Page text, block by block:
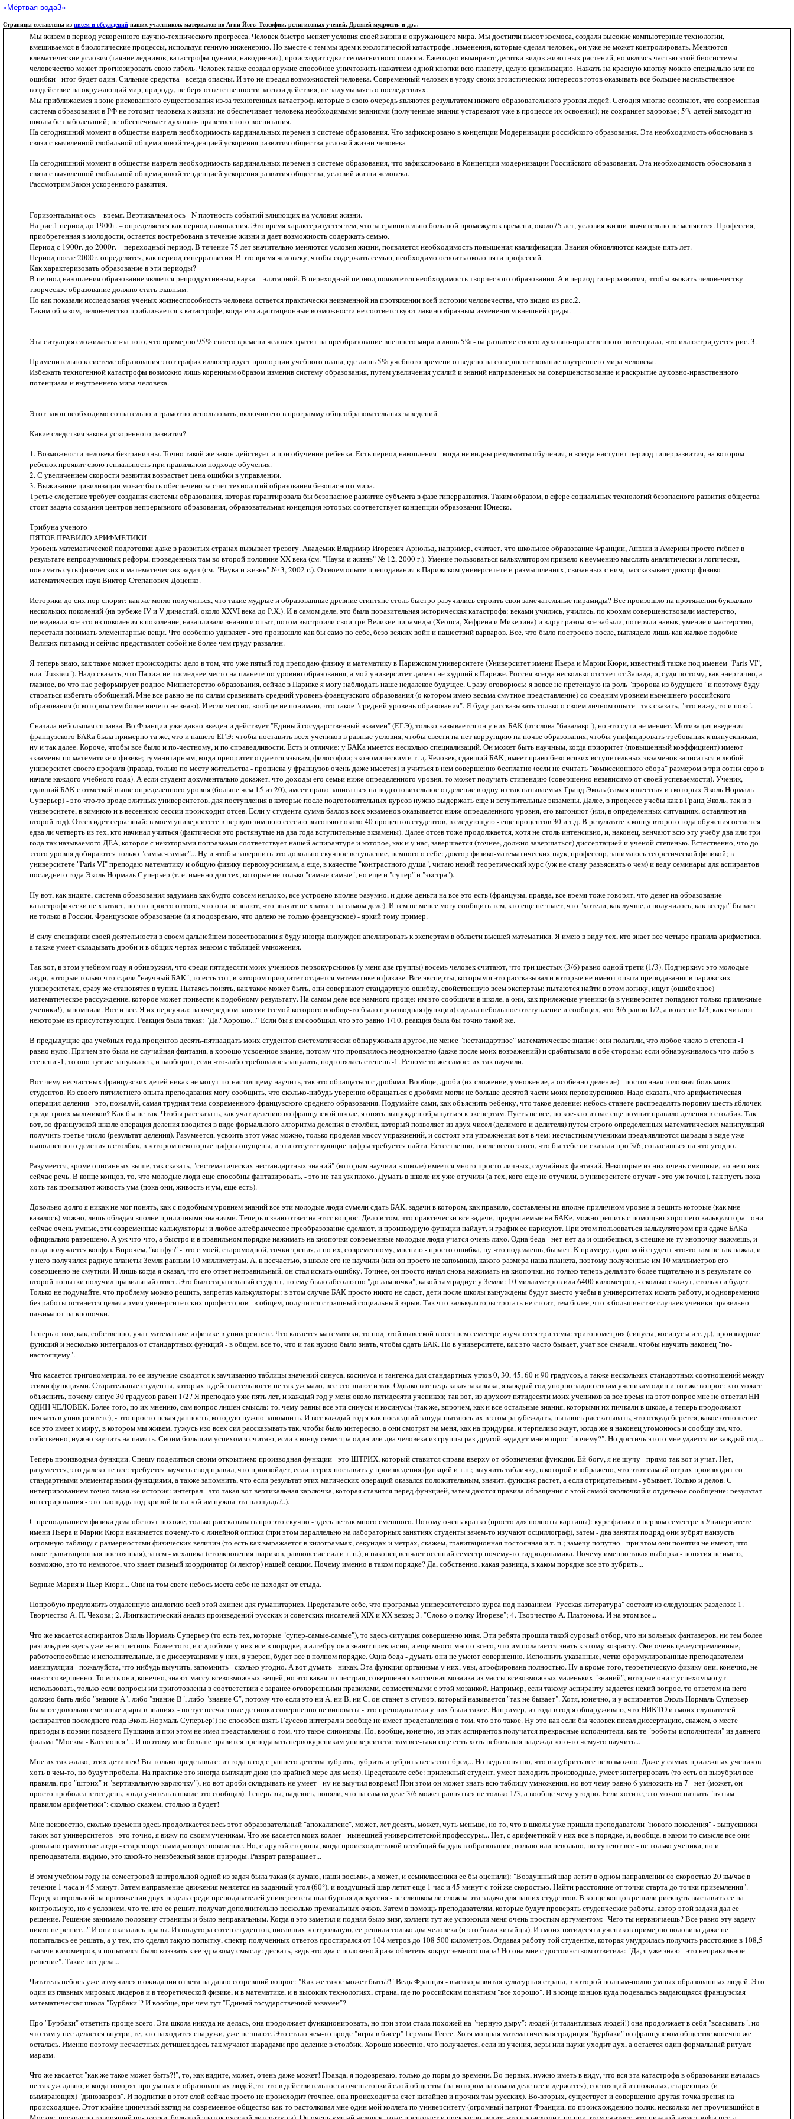
«Мёртвая вода3»
Страницы составлены из писем и обсуждений наших участников, материалов по Агни Йоге, Теософии, религиозных учений, Древней мудрости, и др...
Мы живем в период ускоренного научно-технического прогресса. Человек быстро меняет условия своей жизни и окружающего мира. Мы достигли высот космоса, создали высокие компьютерные технологии,
вмешиваемся в биологические процессы, используя генную инженерию. Но вместе с тем мы идем к экологической катастрофе , изменения, которые сделал человек., он уже не может контролировать. Меняются
климатические условия (таяние ледников, катастрофы-цунами, наводнения), происходит сдвиг геомагнитного полюса. Ежегодно вымирают десятки видов животных растений, но являясь частью этой биосистемы
человечество может прогнозировать свою гибель. Человек также создал оружие способное уничтожить нажатием одной кнопки всю планету, целую цивилизацию. Нажать на красную кнопку можно специально или по
ошибки - итог будет один. Сильные средства - всегда опасны. И это не предел возможностей человека. Современный человек в угоду своих эгоистических интересов готов оказывать все большее насильственное
воздействие на окружающий мир, природу, не беря ответственности за свои действия, не задумываясь о последствиях.
Мы приближаемся к зоне рискованного существования из-за техногенных катастроф, которые в свою очередь являются результатом низкого образовательного уровня людей. Сегодня многие осознают, что современная
система образования в РФ не готовит человека к жизни: не обеспечивает человека необходимыми знаниями (полученные знания устаревают уже в процессе их освоения); не сохраняет здоровье; 5% детей выходят из
школы без заболеваний; не обеспечивает духовно- нравственного воспитания.
На сегодняшний момент в обществе назрела необходимость кардинальных перемен в системе образования. Что зафиксировано в концепции Модернизации российского образования. Эта необходимость обоснована в
связи с выявленной глобальной общемировой тенденцией ускорения развития общества условий жизни человека
На сегодняшний момент в обществе назрела необходимость кардинальных перемен в системе образования, что зафиксировано в Концепции модернизации Российского образования. Эта необходимость обоснована в
связи с выявленной глобальной общемировой тенденцией ускорения развития общества, условий жизни человека.
Рассмотрим Закон ускоренного развития.
Горизонтальная ось – время. Вертикальная ось - N плотность событий влияющих на условия жизни.
На рис.1 период до 1900г. – определяется как период накопления. Это время характеризуется тем, что за сравнительно большой промежуток времени, около75 лет, условия жизни значительно не меняются. Профессия,
приобретенная в молодости, остается востребована в течение жизни и дает возможность содержать семью.
Период с 1900г. до 2000г. – переходный период. В течение 75 лет значительно меняются условия жизни, появляется необходимость повышения квалификации. Знания обновляются каждые пять лет.
Период после 2000г. определятся, как период гиперразвития. В это время человеку, чтобы содержать семью, необходимо освоить около пяти профессий.
Как характеризовать образование в эти периоды?
В период накопления образование является репродуктивным, наука – элитарной. В переходный период появляется необходимость творческого образования. А в период гиперразвития, чтобы выжить человечеству
творческое образование должно стать главным.
Но как показали исследования ученых жизнеспособность человека остается практически неизменной на протяжении всей истории человечества, что видно из рис.2.
Таким образом, человечество приближается к катастрофе, когда его адаптационные возможности не соответствуют лавинообразным изменениям внешней среды.
Эта ситуация сложилась из-за того, что примерно 95% своего времени человек тратит на преобразование внешнего мира и лишь 5% - на развитие своего духовно-нравственного потенциала, что иллюстрируется рис. 3.
Применительно к системе образования этот график иллюстрирует пропорции учебного плана, где лишь 5% учебного времени отведено на совершенствование внутреннего мира человека.
Избежать техногенной катастрофы возможно лишь коренным образом изменив систему образования, путем увеличения усилий и знаний направленных на совершенствование и раскрытие духовно-нравственного
потенциала и внутреннего мира человека.
Этот закон необходимо сознательно и грамотно использовать, включив его в программу общеобразовательных заведений.
Какие следствия закона ускоренного развития?
1. Возможности человека безграничны. Точно такой же закон действует и при обучении ребенка. Есть период накопления - когда не видны результаты обучения, и всегда наступит период гиперразвития, на котором
ребенок проявит свою гениальность при правильном подходе обучения.
2. С увеличением скорости развития возрастает цена ошибки в управлении.
3. Выживание цивилизации может быть обеспечено за счет технологий образования безопасного мира.
Третье следствие требует создания системы образования, которая гарантировала бы безопасное развитие субъекта в фазе гиперразвития. Таким образом, в сфере социальных технологий безопасного развития общества
стоит задача создания центров непрерывного образования, образовательная концепция которых соответствует концепции образования Юнеско.
Трибуна ученого
ПЯТОЕ ПРАВИЛО АРИФМЕТИКИ
Уровень математической подготовки даже в развитых странах вызывает тревогу. Академик Владимир Игоревич Арнольд, например, считает, что школьное образование Франции, Англии и Америки просто гибнет в
результате непродуманных реформ, проведенных там во второй половине XX века (см. "Наука и жизнь" № 12, 2000 г.). Умение пользоваться калькулятором привело к неумению мыслить аналитически и логически,
понимать суть физических и математических задач (см. "Наука и жизнь" № 3, 2002 г.). О своем опыте преподавания в Парижском университете и размышлениях, связанных с ним, рассказывает доктор физико-
математических наук Виктор Степанович Доценко.
Историки до сих пор спорят: как же могло получиться, что такие мудрые и образованные древние египтяне столь быстро разучились строить свои замечательные пирамиды? Все произошло на протяжении буквально
нескольких поколений (на рубеже IV и V династий, около XXVI века до Р.Х.). И в самом деле, это была поразительная историческая катастрофа: веками учились, учились, по крохам совершенствовали мастерство,
передавали все это из поколения в поколение, накапливали знания и опыт, потом выстроили свои три Великие пирамиды (Хеопса, Хефрена и Микерина) и вдруг разом все забыли, потеряли навык, умение и мастерство,
перестали понимать элементарные вещи. Что особенно удивляет - это произошло как бы само по себе, безо всяких войн и нашествий варваров. Все, что было построено после, выглядело лишь как жалкое подобие
Великих пирамид и сейчас представляет собой не более чем груду развалин.
Я теперь знаю, как такое может происходить: дело в том, что уже пятый год преподаю физику и математику в Парижском университете (Университет имени Пьера и Марии Кюри, известный также под именем "Paris VI",
или "Jussieu"). Надо сказать, что Париж не последнее место на планете по уровню образования, а мой университет далеко не худший в Париже. Россия всегда несколько отстает от Запада, и, судя по тому, как энергично, а
главное, во что нас реформирует родное Министерство образования, сейчас в Париже я могу наблюдать наше недалекое будущее. Сразу оговорюсь: я вовсе не претендую на роль "пророка из будущего" и поэтому буду
стараться избегать обобщений. Мне все равно не по силам сравнивать средний уровень французского образования (о котором имею весьма смутное представление) со средним уровнем нынешнего российского
образования (о котором тем более ничего не знаю). И если честно, вообще не понимаю, что такое "средний уровень образования". Я буду рассказывать только о своем личном опыте - так сказать, "что вижу, то и пою".
Сначала небольшая справка. Во Франции уже давно введен и действует "Единый государственный экзамен" (ЕГЭ), только называется он у них БАК (от слова "бакалавр"), но это сути не меняет. Мотивация введения
французского БАКа была примерно та же, что и нашего ЕГЭ: чтобы поставить всех учеников в равные условия, чтобы свести на нет коррупцию на почве образования, чтобы унифицировать требования к выпускникам,
ну и так далее. Короче, чтобы все было и по-честному, и по справедливости. Есть и отличие: у БАКа имеется несколько специализаций. Он может быть научным, когда приоритет (повышенный коэффициент) имеют
экзамены по математике и физике; гуманитарным, когда приоритет отдается языкам, философии; экономическим и т. д. Человек, сдавший БАК, имеет право безо всяких вступительных экзаменов записаться в любой
университет своего профиля (правда, только по месту жительства - прописка у французов очень даже имеется) и учиться в нем совершенно бесплатно (если не считать "комиссионного сбора" размером в три сотни евро в
начале каждого учебного года). А если студент документально докажет, что доходы его семьи ниже определенного уровня, то может получать стипендию (совершенно независимо от своей успеваемости). Ученик,
сдавший БАК с отметкой выше определенного уровня (больше чем 15 из 20), имеет право записаться на подготовительное отделение в одну из так называемых Гранд Эколь (самая известная из которых Эколь Нормаль
Суперьер) - это что-то вроде элитных университетов, для поступления в которые после подготовительных курсов нужно выдержать еще и вступительные экзамены. Далее, в процессе учебы как в Гранд Эколь, так и в
университете, в зимнюю и в весеннюю сессии происходит отсев. Если у студента сумма баллов всех экзаменов оказывается ниже определенного уровня, его выгоняют (или, в определенных ситуациях, оставляют на
второй год). Отсев идет серьезный: в моем университете в первую зимнюю сессию выгоняют около 40 процентов студентов, в следующую - еще процентов 30 и т.д. В результате к концу второго года обучения остается
едва ли четверть из тех, кто начинал учиться (фактически это растянутые на два года вступительные экзамены). Далее отсев тоже продолжается, хотя не столь интенсивно, и, наконец, венчают всю эту учебу два или три
года так называемого ДEA, которое с некоторыми поправками соответствует нашей аспирантуре и которое, как и у нас, завершается (точнее, должно завершаться) диссертацией и ученой степенью. Естественно, что до
этого уровня добираются только "самые-самые"... Ну и чтобы завершить это довольно скучное вступление, немного о себе: доктор физико-математических наук, профессор, занимаюсь теоретической физикой; в
университете "Paris VI" преподаю математику и общую физику первокурсникам, а еще, в качестве "контрастного душа", читаю некий теоретический курс (уж не стану разъяснять о чем) и веду семинары для аспирантов
последнего года Эколь Нормаль Суперьер (т. е. именно для тех, которые не только "самые-самые", но еще и "супер" и "экстра").
Ну вот, как видите, система образования задумана как будто совсем неплохо, все устроено вполне разумно, и даже деньги на все это есть (французы, правда, все время тоже говорят, что денег на образование
катастрофически не хватает, но это просто оттого, что они не знают, что значит не хватает на самом деле). И тем не менее могу сообщить тем, кто еще не знает, что "хотели, как лучше, а получилось, как всегда" бывает
не только в России. Французское образование (и я подозреваю, что далеко не только французское) - яркий тому пример.
В силу специфики своей деятельности в своем дальнейшем повествовании я буду иногда вынужден апеллировать к экспертам в области высшей математики. Я имею в виду тех, кто знает все четыре правила арифметики,
а также умеет складывать дроби и в общих чертах знаком с таблицей умножения.
Так вот, в этом учебном году я обнаружил, что среди пятидесяти моих учеников-первокурсников (у меня две группы) восемь человек считают, что три шестых (3/6) равно одной трети (1/3). Подчеркну: это молодые
люди, которые только что сдали "научный БАК", то есть тот, в котором приоритет отдается математике и физике. Все эксперты, которым я это рассказывал и которые не имеют опыта преподавания в парижских
университетах, сразу же становятся в тупик. Пытаясь понять, как такое может быть, они совершают стандартную ошибку, свойственную всем экспертам: пытаются найти в этом логику, ищут (ошибочное)
математическое рассуждение, которое может привести к подобному результату. На самом деле все намного проще: им это сообщили в школе, а они, как прилежные ученики (а в университет попадают только прилежные
ученики!), запомнили. Вот и все. Я их переучил: на очередном занятии (темой которого вообще-то было производная функции) сделал небольшое отступление и сообщил, что 3/6 равно 1/2, а вовсе не 1/3, как считают
некоторые из присутствующих. Реакция была такая: "Да? Хорошо..." Если бы я им сообщил, что это равно 1/10, реакция была бы точно такой же.
В предыдущие два учебных года процентов десять-пятнадцать моих студентов систематически обнаруживали другое, не менее "нестандартное" математическое знание: они полагали, что любое число в степени -1
равно нулю. Причем это была не случайная фантазия, а хорошо усвоенное знание, потому что проявлялось неоднократно (даже после моих возражений) и срабатывало в обе стороны: если обнаруживалось что-либо в
степени -1, то оно тут же занулялосъ, и наоборот, если что-либо требовалось занулить, подгонялась степень -1. Резюме то же самое: их так научили.
Вот чему несчастных французских детей никак не могут по-настоящему научить, так это обращаться с дробями. Вообще, дроби (их сложение, умножение, а особенно деление) - постоянная головная боль моих
студентов. Из своего пятилетнего опыта преподавания могу сообщить, что сколько-нибудь уверенно обращаться с дробями могли не больше десятой части моих первокурсников. Надо сказать, что арифметическая
операция деления - это, пожалуй, самая трудная тема современного французского среднего образования. Подумайте сами, как объяснить ребенку, что такое деление: небось станете распределять поровну шесть яблочек
среди троих мальчиков? Как бы не так. Чтобы рассказать, как учат делению во французской школе, я опять вынужден обращаться к экспертам. Пусть не все, но кое-кто из вас еще помнит правило деления в столбик. Так
вот, во французской школе операция деления вводится в виде формального алгоритма деления в столбик, который позволяет из двух чисел (делимого и делителя) путем строго определенных математических манипуляций
получить третье число (результат деления). Разумеется, усвоить этот ужас можно, только проделав массу упражнений, и состоят эти упражнения вот в чем: несчастным ученикам предъявляются шарады в виде уже
выполненного деления в столбик, в котором некоторые цифры опущены, и эти отсутствующие цифры требуется найти. Естественно, после всего этого, что бы тебе ни сказали про 3/6, согласишься на что угодно.
Разумеется, кроме описанных выше, так сказать, "систематических нестандартных знаний" (которым научили в школе) имеется много просто личных, случайных фантазий. Некоторые из них очень смешные, но не о них
сейчас речь. В конце концов, то, что молодые люди еще способны фантазировать, - это не так уж плохо. Думать в школе их уже отучили (а тех, кого еще не отучили, в университете отучат - это уж точно), так пусть пока
хоть так проявляют живость ума (пока они, живость и ум, еще есть).
Довольно долго я никак не мог понять, как с подобным уровнем знаний все эти молодые люди сумели сдать БАК, задачи в котором, как правило, составлены на вполне приличном уровне и решить которые (как мне
казалось) можно, лишь обладая вполне приличными знаниями. Теперь я знаю ответ на этот вопрос. Дело в том, что практически все задачи, предлагаемые на БАКе, можно решить с помощью хорошего калькулятора - они
сейчас очень умные, эти современные калькуляторы: и любое алгебраическое преобразование сделают, и производную функции найдут, и график ее нарисуют. При этом пользоваться калькулятором при сдаче БАКа
официально разрешено. А уж что-что, а быстро и в правильном порядке нажимать на кнопочки современные молодые люди учатся очень лихо. Одна беда - нет-нет да и ошибешься, в спешке не ту кнопочку нажмешь, и
тогда получается конфуз. Впрочем, "конфуз" - это с моей, старомодной, точки зрения, а по их, современному, мнению - просто ошибка, ну что поделаешь, бывает. К примеру, один мой студент что-то там не так нажал, и
у него получился радиус планеты Земля равным 10 миллиметрам. А, к несчастью, в школе его не научили (или он просто не запомнил), какого размера наша планета, поэтому полученные им 10 миллиметров его
совершенно не смутили. И лишь когда я сказал, что его ответ неправильный, он стал искать ошибку. Точнее, он просто начал снова нажимать на кнопочки, но только теперь делал это более тщательно и в результате со
второй попытки получил правильный ответ. Это был старательный студент, но ему было абсолютно "до лампочки", какой там радиус у Земли: 10 миллиметров или 6400 километров, - сколько скажут, столько и будет.
Только не подумайте, что проблему можно решить, запретив калькуляторы: в этом случае БАК просто никто не сдаст, дети после школы вынуждены будут вместо учебы в университетах искать работу, и одновременно
без работы останется целая армия университетских профессоров - в общем, получится страшный социальный взрыв. Так что калькуляторы трогать не стоит, тем более, что в большинстве случаев ученики правильно
нажимают на кнопочки.
Теперь о том, как, собственно, учат математике и физике в университете. Что касается математики, то под этой вывеской в осеннем семестре изучаются три темы: тригонометрия (синусы, косинусы и т. д.), производные
функций и несколько интегралов от стандартных функций - в общем, все то, что и так нужно было знать, чтобы сдать БАК. Но в университете, как это часто бывает, учат все сначала, чтобы научить наконец "по-
настоящему".
Что касается тригонометрии, то ее изучение сводится к заучиванию таблицы значений синуса, косинуса и тангенса для стандартных углов 0, 30, 45, 60 и 90 градусов, а также нескольких стандартных соотношений между
этими функциями. Старательные студенты, которых в действительности не так уж мало, все это знают и так. Однако вот ведь какая закавыка, я каждый год упорно задаю своим ученикам один и тот же вопрос: кто может
объяснить, почему синус 30 градусов равен 1/2? Я преподаю уже пять лет, и каждый год у меня около пятидесяти учеников; так вот, из двухсот пятидесяти моих учеников за все время на этот вопрос мне не ответил НИ
ОДИН ЧЕЛОВЕК. Более того, по их мнению, сам вопрос лишен смысла: то, чему равны все эти синусы и косинусы (так же, впрочем, как и все остальные знания, которыми их пичкали в школе, а теперь продолжают
пичкать в университете), - это просто некая данность, которую нужно запомнить. И вот каждый год я как последний зануда пытаюсь их в этом разубеждать, пытаюсь рассказывать, что откуда берется, какое отношение
все это имеет к миру, в котором мы живем, тужусь изо всех сил рассказывать так, чтобы было интересно, а они смотрят на меня, как на придурка, и терпеливо ждут, когда же я наконец угомонюсь и сообщу им, что,
собственно, нужно заучить на память. Своим большим успехом я считаю, если к концу семестра один или два человека из группы раз-другой зададут мне вопрос "почему?". Но достичь этого мне удается не каждый год...
Теперь производная функции. Спешу поделиться своим открытием: производная функции - это ШТРИХ, который ставится справа вверху от обозначения функции. Ей-богу, я не шучу - прямо так вот и учат. Нет,
разумеется, это далеко не все: требуется заучить свод правил, что произойдет, если штрих поставить у произведения функций и т.п.; выучить табличку, в которой изображено, что этот самый штрих производит со
стандартными элементарными функциями, а также запомнить, что если результат этих магических операций оказался положительным, значит, функция растет, а если отрицательным - убывает. Только и делов. С
интегрированием точно такая же история: интеграл - это такая вот вертикальная карлючка, которая ставится перед функцией, затем даются правила обращения с этой самой карлючкой и отдельное сообщение: результат
интегрирования - это площадь под кривой (и на кой им нужна эта площадь?..).
С преподаванием физики дела обстоят похоже, только рассказывать про это скучно - здесь не так много смешного. Потому очень кратко (просто для полноты картины): курс физики в первом семестре в Университете
имени Пьера и Марии Кюри начинается почему-то с линейной оптики (при этом параллельно на лабораторных занятиях студенты зачем-то изучают осциллограф), затем - два занятия подряд они зубрят наизусть
огромную таблицу с размерностями физических величин (то есть как выражается в килограммах, секундах и метрах, скажем, гравитационная постоянная и т. п.; замечу попутно - при этом они понятия не имеют, что
такое гравитационная постоянная), затем - механика (столкновения шариков, равновесие сил и т. п.), и наконец венчает осенний семестр почему-то гидродинамика. Почему именно такая выборка - понятия не имею,
возможно, это то немногое, что знает главный координатор (и лектор) нашей секции. Почему именно в таком порядке? Да, собственно, какая разница, в каком порядке все это зубрить...
Бедные Мария и Пьер Кюри... Они на том свете небось места себе не находят от стыда.
Попробую предложить отдаленную аналогию всей этой ахинеи для гуманитариев. Представьте себе, что программа университетского курса под названием "Русская литература" состоит из следующих разделов: 1.
Творчество А. П. Чехова; 2. Лингвистический анализ произведений русских и советских писателей XIX и XX веков; 3. "Слово о полку Игореве"; 4. Творчество А. Платонова. И на этом все...
Что же касается аспирантов Эколь Нормаль Суперьер (то есть тех, которые "супер-самые-самые"), то здесь ситуация совершенно иная. Эти ребята прошли такой суровый отбор, что ни вольных фантазеров, ни тем более
разгильдяев здесь уже не встретишь. Более того, и с дробями у них все в порядке, и алгебру они знают прекрасно, и еще много-много всего, что им полагается знать к этому возрасту. Они очень целеустремленные,
работоспособные и исполнительные, и с диссертациями у них, я уверен, будет все в полном порядке. Одна беда - думать они не умеют совершенно. Исполнить указанные, четко сформулированные преподавателем
манипуляции - пожалуйста, что-нибудь выучить, запомнить - сколько угодно. А вот думать - никак. Эта функция организма у них, увы, атрофирована полностью. Ну а кроме того, теоретическую физику они, конечно, не
знают совершенно. То есть они, конечно, знают массу всевозможных вещей, но это какая-то пестрая, совершенно хаотичная мозаика из массы всевозможных маленьких "знаний", которые они с успехом могут
использовать, только если вопросы им приготовлены в соответствии с заранее оговоренными правилами, совместимыми с этой мозаикой. Например, если такому аспиранту задается некий вопрос, то ответом на него
должно быть либо "знание А", либо "знание В", либо "знание С", потому что если это ни А, ни В, ни С, он станет в ступор, который называется "так не бывает". Хотя, конечно, и у аспирантов Эколь Нормаль Суперьер
бывают довольно смешные дыры в знаниях - но тут несчастные детишки совершенно не виноваты - это преподаватели у них были такие. Например, из года в год я обнаруживаю, что НИКТО из моих слушателей
(аспирантов последнего года Эколь Нормаль Суперьер!) не способен взять Гауссов интеграл и вообще не имеет представления о том, что это такое. Ну это как если бы человек писал диссертацию, скажем, о месте
природы в поэзии позднего Пушкина и при этом не имел представления о том, что такое синонимы. Но, вообще, конечно, из этих аспирантов получатся прекрасные исполнители, как те "роботы-исполнители" из давнего
фильма "Москва - Кассиопея"... И поэтому мне больше нравится преподавать первокурсникам университета: там все-таки еще есть хоть небольшая надежда кого-то чему-то научить...
Мне их так жалко, этих детишек! Вы только представьте: из года в год с раннего детства зубрить, зубрить и зубрить весь этот бред... Но ведь понятно, что вызубрить все невозможно. Даже у самых прилежных учеников
хоть в чем-то, но будут пробелы. На практике это иногда выглядит дико (по крайней мере для меня). Представьте себе: прилежный студент, умеет находить производные, умеет интегрировать (то есть он вызубрил все
правила, про "штрих" и "вертикальную карлючку"), но вот дроби складывать не умеет - ну не выучил вовремя! При этом он может знать всю таблицу умножения, но вот чему равно 6 умножить на 7 - нет (может, он
просто проболел в тот день, когда учитель в школе это сообщал). Теперь вы, надеюсь, поняли, что на самом деле 3/6 может равняться не только 1/3, а вообще чему угодно. Если хотите, это можно назвать "пятым
правилом арифметики": сколько скажем, столько и будет!
Мне неизвестно, сколько времени здесь продолжается весь этот образовательный "апокалипсис", может, лет десять, может, чуть меньше, но то, что в школы уже пришли преподаватели "нового поколения" - выпускники
таких вот университетов - это точно, я вижу по своим ученикам. Что же касается моих коллег - нынешней университетской профессуры... Нет, с арифметикой у них все в порядке, и, вообще, в каком-то смысле все они
довольно грамотные люди - стареющее вымирающее поколение. Но, с другой стороны, когда происходит такой всеобщий бардак в образовании, вольно или невольно, но тупеют все - не только ученики, но и
преподаватели, видимо, это какой-то неизбежный закон природы. Разврат развращает...
В этом учебном году на семестровой контрольной одной из задач была такая (я думаю, наши восьми-, а может, и семиклассники ее бы оценили): "Воздушный шар летит в одном направлении со скоростью 20 км/час в
течение 1 часа и 45 минут. Затем направление движения меняется на заданный угол (60°), и воздушный шар летит еще 1 час и 45 минут с той же скоростью. Найти расстояние от точки старта до точки приземления".
Перед контрольной на протяжении двух недель среди преподавателей университета шла бурная дискуссия - не слишком ли сложна эта задача для наших студентов. В конце концов решили рискнуть выставить ее на
контрольную, но с условием, что те, кто ее решит, получат дополнительно несколько премиальных очков. Затем в помощь преподавателям, которые будут проверять студенческие работы, автор этой задачи дал ее
решение. Решение занимало половину страницы и было неправильным. Когда я это заметил и поднял было визг, коллеги тут же успокоили меня очень простым аргументом: "Чего ты нервничаешь? Все равно эту задачу
никто не решит..." И они оказались правы. Из полутора сотен студентов, писавших контрольную, ее решили только два человека (и это были китайцы). Из моих пятидесяти учеников примерно половина даже не
попыталась ее решать, а у тех, кто сделал такую попытку, спектр полученных ответов простирался от 104 метров до 108 500 километров. Отдавая работу той студентке, которая умудрилась получить расстояние в 108,5
тысячи километров, я попытался было воззвать к ее здравому смыслу: дескать, ведь это два с половиной раза облететь вокруг земного шара! Но она мне с достоинством ответила: "Да, я уже знаю - это неправильное
решение". Такие вот дела...
Читатель небось уже измучился в ожидании ответа на давно созревший вопрос: "Как же такое может быть?!" Ведь Франция - высокоразвитая культурная страна, в которой полным-полно умных образованных людей. Это
один из главных мировых лидеров и в теоретической физике, и в математике, и в высоких технологиях, страна, где по российским понятиям "все хорошо". И в конце концов куда подевалась выдающаяся французская
математическая школа "Бурбаки"? И вообще, при чем тут "Единый государственный экзамен"?
Про "Бурбаки" ответить проще всего. Эта школа никуда не делась, она продолжает функционировать, но при этом стала похожей на "черную дыру": людей (и талантливых людей!) она продолжает в себя "всасывать", но
что там у нее делается внутри, те, кто находится снаружи, уже не знают. Это стало чем-то вроде "игры в бисер" Германа Гессе. Хотя мощная математическая традиция "Бурбаки" во французском обществе конечно же
осталась. Именно поэтому несчастных детишек здесь так мучают шарадами про деление в столбик. Хорошо известно, что получается, если из учения, веры или науки уходит дух, а остается один формальный ритуал:
маразм.
Что же касается "как же такое может быть?!", то, как видите, может, очень даже может! Правда, я подозреваю, только до поры до времени. Во-первых, нужно иметь в виду, что вся эта катастрофа в образовании началась
не так уж давно, и когда говорят про умных и образованных людей, то это в действительности очень тонкий слой общества (на котором на самом деле все и держится), состоящий из пожилых, стареющих (и
вымирающих) "динозавров". И подпитки в этот слой сейчас просто не происходит (точнее, она происходит за счет китайцев и прочих там русских). Во-вторых, существует и совершенно другая точка зрения на
происходящее. Этот крайне циничный взгляд на современное общество как-то растолковал мне один мой коллега по университету (огромный патриот Франции, по происхождению поляк, несколько лет проучившийся в